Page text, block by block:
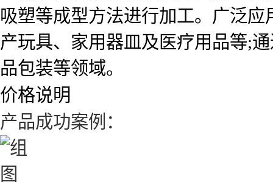
吸塑等成型方法进行加工。广泛
产玩具、家用器皿及医疗用品等;
品包装等领域。
价格说明
产品成功案例：